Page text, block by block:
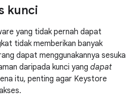
kunci
yang tidak pernah dapat
tidak memberikan banyak
dapat menggunakannya sesuka
daripada kunci yang dapat
itu, penting agar Keystore